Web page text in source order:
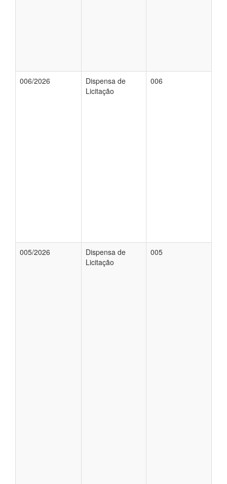
006/2026
Dispensa de
Licitação
006
005/2026
Dispensa de
Licitação
005